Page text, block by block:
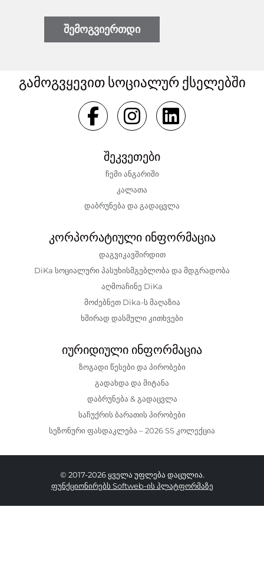
შემოგვიერთდი
გამოგვყევით სოციალურ ქსელებში
შეკვეთები
ჩემი ანგარიში
კალათა
დაბრუნება და გადაცვლა
კორპორატიული ინფორმაცია
დაგვიკავშირდით
DiKa სოციალური პასუხისმგებლობა და მდგრადობა
აღმოაჩინე DiKa
მოძებნეთ Dika-ს მაღაზია
ხშირად დასმული კითხვები
იურიდიული ინფორმაცია
ზოგადი წესები და პირობები
გადახდა და მიტანა
დაბრუნება & გადაცვლა
საჩუქრის ბარათის პირობები
სეზონური ფასდაკლება – 2026 SS კოლექცია
© 2017-2026 ყველა უფლება დაცულია.
ფუნქციონირებს Softweb-ის პლატფორმაზე